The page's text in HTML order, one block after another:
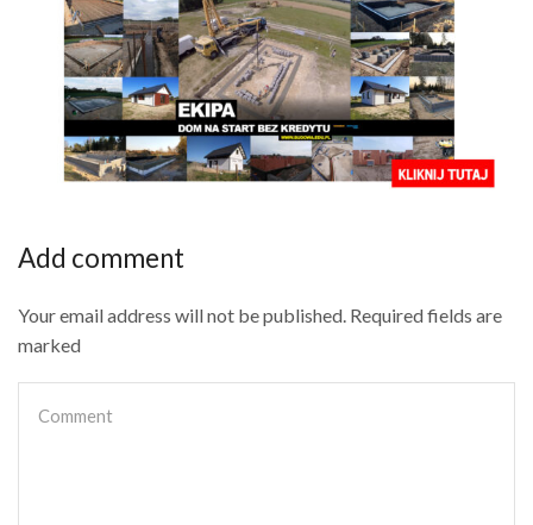
Add comment
Your email address will not be published. Required fields are
marked